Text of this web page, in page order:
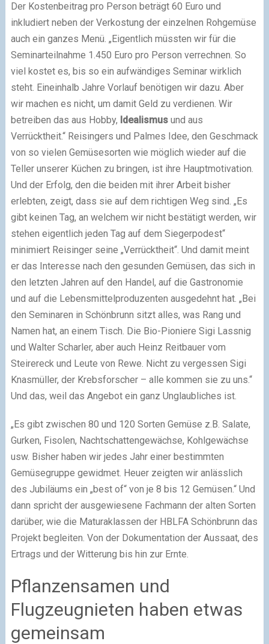
Der Kostenbeitrag pro Person beträgt 60 Euro und
inkludiert neben der Verkostung der einzelnen Rohgemüse
auch ein ganzes Menü. „Eigentlich müssten wir für die
Seminarteilnahme 1.450 Euro pro Person verrechnen. So
viel kostet es, bis so ein aufwändiges Seminar wirklich
steht. Eineinhalb Jahre Vorlauf benötigen wir dazu. Aber
wir machen es nicht, um damit Geld zu verdienen. Wir
betreiben das aus Hobby, Idealismusund aus
Verrücktheit.“ Reisingers und Palmes Idee, den Geschmack
von so vielen Gemüsesorten wie möglich wieder auf die
Teller unserer Küchen zu bringen, ist ihre Hauptmotivation.
Und der Erfolg, den die beiden mit ihrer Arbeit bisher
erlebten, zeigt, dass sie auf dem richtigen Weg sind. „Es
gibt keinen Tag, an welchem wir nicht bestätigt werden, wir
stehen eigentlich jeden Tag auf dem Siegerpodest“
minimiert Reisinger seine „Verrücktheit“. Und damit meint
er das Interesse nach den gesunden Gemüsen, das sich in
den letzten Jahren auf den Handel, auf die Gastronomie
und auf die Lebensmittelproduzenten ausgedehnt hat. „Bei
den Seminaren in Schönbrunn sitzt alles, was Rang und
Namen hat, an einem Tisch. Die Bio-Pioniere Sigi Lassnig
und Walter Scharler, aber auch Heinz Reitbauer vom
Steirereck und Leute von Rewe. Nicht zu vergessen Sigi
Knasmüller, der Krebsforscher – alle kommen sie zu uns.“
Und das, weil das Angebot ein ganz Unglaubliches ist.
„Es gibt zwischen 80 und 120 Sorten Gemüse z.B. Salate,
Gurken, Fisolen, Nachtschattengewächse, Kohlgewächse
usw. Bisher haben wir jedes Jahr einer bestimmten
Gemüsegruppe gewidmet. Heuer zeigten wir anlässlich
des Jubiläums ein „best of“ von je 8 bis 12 Gemüsen.“ Und
dann spricht der ausgewiesene Fachmann der alten Sorten
darüber, wie die Maturaklassen der HBLFA Schönbrunn das
Projekt begleiten. Von der Dokumentation der Aussaat, des
Ertrags und der Witterung bis hin zur Ernte.
Pflanzensamen und
Flugzeugnieten haben etwas
gemeinsam